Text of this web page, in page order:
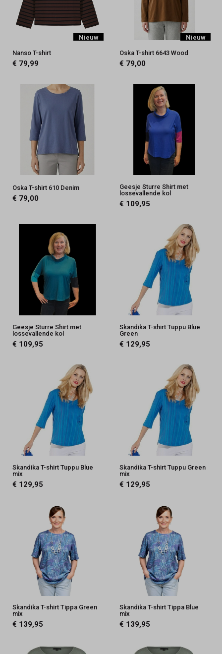
Nieuw
Nanso T-shirt
€ 79,99
Nieuw
Oska T-shirt 6643 Wood
€ 79,00
Oska T-shirt 610 Denim
€ 79,00
Geesje Sturre Shirt met
lossevallende kol
€ 109,95
Geesje Sturre Shirt met
lossevallende kol
€ 109,95
Skandika T-shirt Tuppu Blue
Green
€ 129,95
Skandika T-shirt Tuppu Blue
mix
€ 129,95
Skandika T-shirt Tuppu Green
mix
€ 129,95
Skandika T-shirt Tippa Green
mix
€ 139,95
Skandika T-shirt Tippa Blue
mix
€ 139,95